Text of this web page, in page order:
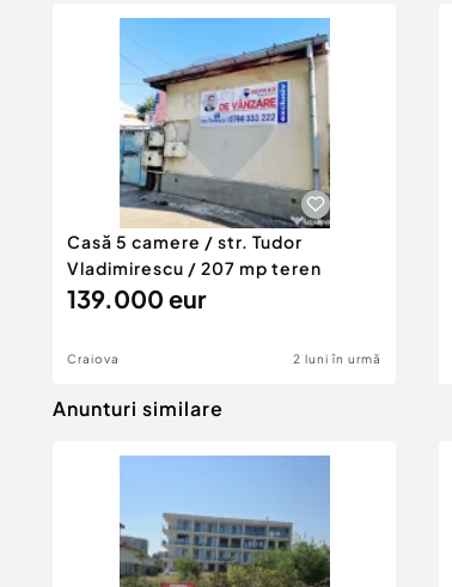
Casă 5 camere / str. Tudor
Vladimirescu / 207 mp teren
139.000 eur
Craiova 2 luni în urmă
Anunturi similare